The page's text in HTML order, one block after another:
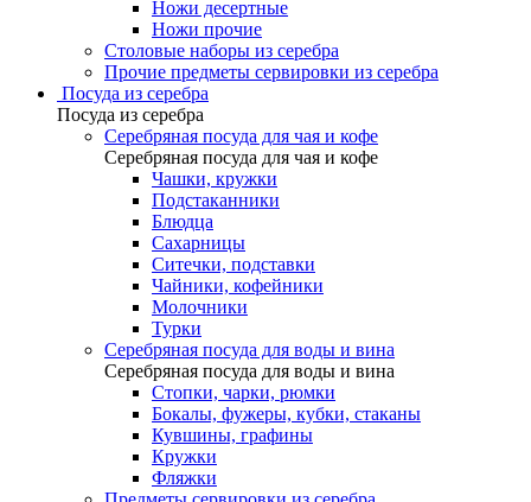
Ножи десертные
Ножи прочие
Столовые наборы из серебра
Прочие предметы сервировки из серебра
Посуда из серебра
Посуда из серебра
Серебряная посуда для чая и кофе
Серебряная посуда для чая и кофе
Чашки, кружки
Подстаканники
Блюдца
Сахарницы
Ситечки, подставки
Чайники, кофейники
Молочники
Турки
Серебряная посуда для воды и вина
Серебряная посуда для воды и вина
Стопки, чарки, рюмки
Бокалы, фужеры, кубки, стаканы
Кувшины, графины
Кружки
Фляжки